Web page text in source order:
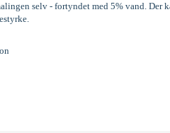
selv - fortyndet med 5% vand. Der